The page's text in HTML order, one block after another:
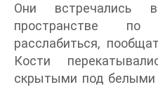
Они встречались
пространстве по
расслабиться,
Кости
скрытыми под белыми